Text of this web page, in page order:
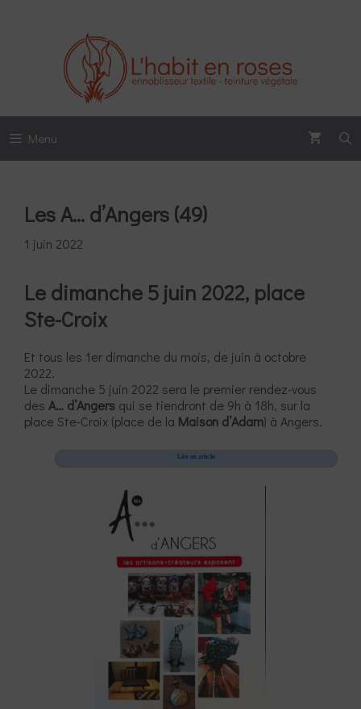
Menu
Les A… d’Angers (49)
1 juin 2022
Le dimanche 5 juin 2022, place
Ste-Croix
Et tous les 1er dimanche du mois, de juin à octobre
2022.
Le dimanche 5 juin 2022 sera le premier rendez-vous
des A… d’Angers qui se tiendront de 9h à 18h, sur la
place Ste-Croix (place de la Maison d’Adam) à Angers.
Lire un article